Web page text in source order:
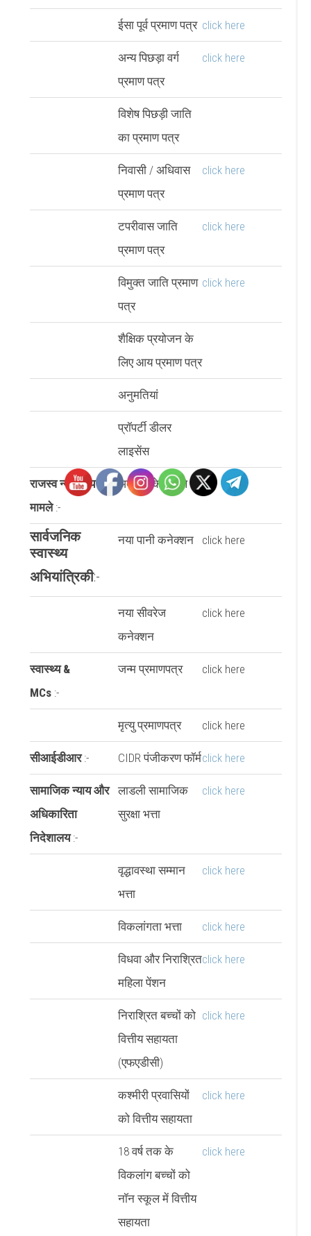
ईसा पूर्व प्रमाण पत्र click here
अन्य पिछड़ा वर्ग
प्रमाण पत्र
click here
विशेष पिछड़ी जाति
का प्रमाण पत्र
निवासी / अधिवास
प्रमाण पत्र
click here
टपरीवास जाति
प्रमाण पत्र
click here
विमुक्त जाति प्रमाण
पत्र
click here
शैक्षिक प्रयोजन के
लिए आय प्रमाण पत्र
अनुमतियां
प्रॉपर्टी डीलर
लाइसेंस
राजस्व न्यायालय
मामले:-
अदालत के मामले
सार्वजनिक
स्वास्थ्य
अभियांत्रिकी:-
नया पानी कनेक्शन click here
नया सीवरेज
कनेक्शन
click here
स्वास्थ्य &
MCs:-
जन्म प्रमाणपत्र click here
मृत्यु प्रमाणपत्र click here
सीआईडीआर:- CIDR पंजीकरण फॉर्मclick here
सामाजिक न्याय और
अधिकारिता
निदेशालय:-
लाडली सामाजिक
सुरक्षा भत्ता
click here
वृद्धावस्था सम्मान
भत्ता
click here
विकलांगता भत्ता click here
विधवा और निराश्रित
महिला पेंशन
click here
निराश्रित बच्चों को
वित्तीय सहायता
(एफएडीसी)
click here
कश्मीरी प्रवासियों
को वित्तीय सहायता
click here
18 वर्ष तक के
विकलांग बच्चों को
नॉन स्कूल में वित्तीय
सहायता
click here